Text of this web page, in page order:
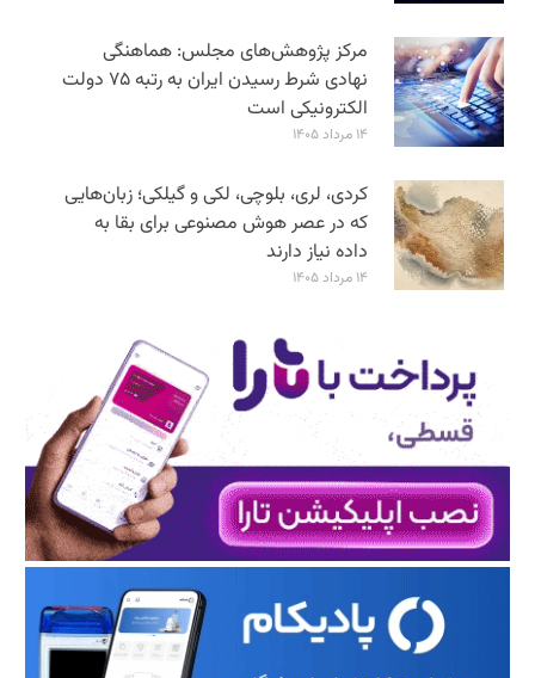
مرکز پژوهش‌های مجلس: هماهنگی
نهادی شرط رسیدن ایران به رتبه ۷۵ دولت
الکترونیکی است
۱۴ مرداد ۱۴۰۵
کردی، لری، بلوچی، لکی و گیلکی؛ زبان‌هایی
که در عصر هوش مصنوعی برای بقا به
داده نیاز دارند
۱۴ مرداد ۱۴۰۵